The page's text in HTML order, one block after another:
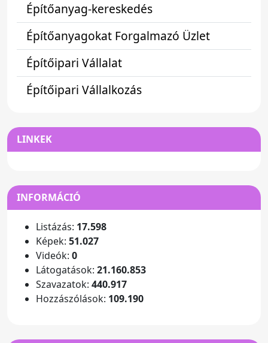
Építőanyag-kereskedés
Építőanyagokat Forgalmazó Üzlet
Építőipari Vállalat
Építőipari Vállalkozás
LINKEK
INFORMÁCIÓ
Listázás: 17.598
Képek: 51.027
Videók: 0
Látogatások: 21.160.853
Szavazatok: 440.917
Hozzászólások: 109.190